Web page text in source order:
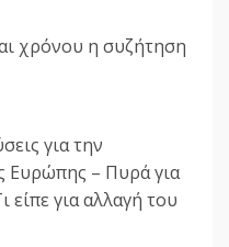
χρόνου η συζήτηση
για την
Ευρώπης – Πυρά για
είπε για αλλαγή του